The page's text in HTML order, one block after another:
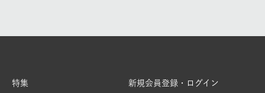
特集 新規会員登録・ログイン